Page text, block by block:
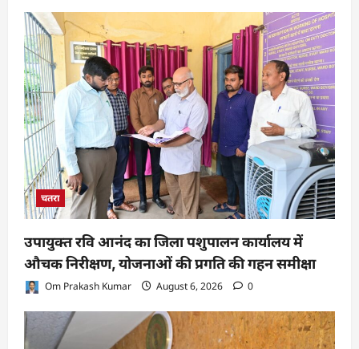
चतरा
उपायुक्त रवि आनंद का जिला पशुपालन कार्यालय में
औचक निरीक्षण, योजनाओं की प्रगति की गहन समीक्षा
Om Prakash Kumar August 6, 2026 0